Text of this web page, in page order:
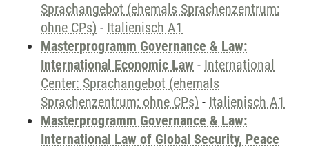
Sprachangebot (ehemals Sprachenzentrum;
ohne CPs) - Italienisch A1
Masterprogramm Governance & Law:
International Economic Law - International
Center: Sprachangebot (ehemals
Sprachenzentrum; ohne CPs) - Italienisch A1
Masterprogramm Governance & Law:
International Law of Global Security, Peace